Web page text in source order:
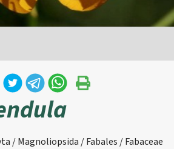
/ Magnoliopsida / Fabales / Fabaceae